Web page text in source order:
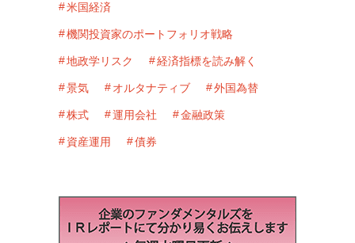
米国経済
機関投資家のポートフォリオ戦略
地政学リスク 経済指標を読み解く
景気 オルタナティブ 外国為替
株式 運用会社 金融政策
資産運用 債券